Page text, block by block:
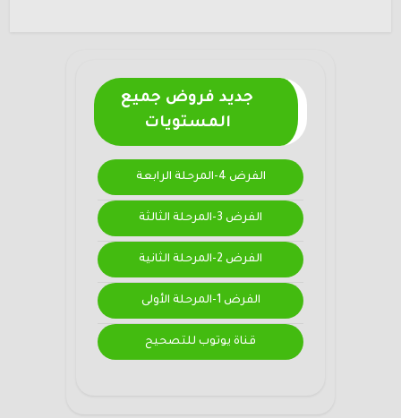
جديد فروض جميع
المستويات
الفرض 4-المرحلة الرابعة
الفرض 3-المرحلة الثالثة
الفرض 2-المرحلة الثانية
الفرض 1-المرحلة الأولى
قناة يوتوب للتصحيح